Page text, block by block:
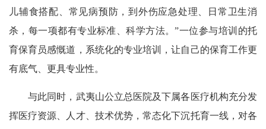
儿辅食搭配、常见病预防，到外伤应急处理、日常卫生消
杀，每一项都有专业标准、科学方法。”一位参与培训的托
育保育员感慨道，系统化的专业培训，让自己的保育工作更
有底气、更具专业性。
与此同时，武夷山公立总医院及下属各医疗机构充分发
挥医疗资源、人才、技术优势，常态化下沉托育一线，对各